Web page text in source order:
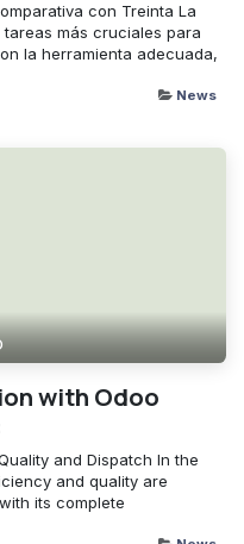
con Treinta La
más cruciales para
la herramienta adecuada,
News
with Odoo
and Dispatch In the
and quality are
its complete